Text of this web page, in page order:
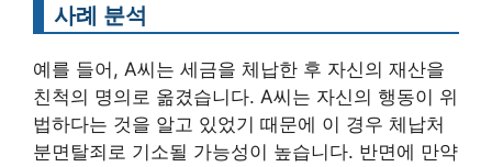
사례 분석
예를 들어, A씨는 세금을 체납한 후 자신의 재산을
친척의 명의로 옮겼습니다. A씨는 자신의 행동이 위
법하다는 것을 알고 있었기 때문에 이 경우 체납처
분면탈죄로 기소될 가능성이 높습니다. 반면에 만약